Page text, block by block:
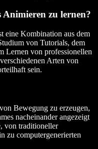
Animieren zu lernen?
eine Kombination aus dem
von Tutorials, dem
Lernen von professionellen
Arten von
sein.
Bewegung zu erzeugen,
nacheinander angezeigt
von traditioneller
zu computergenerierten